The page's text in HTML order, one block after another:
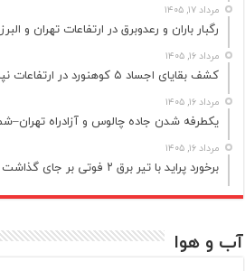
مرداد ۱۷, ۱۴۰۵
رگبار باران و رعدوبرق در ارتفاعات تهران و البرز
مرداد ۱۶, ۱۴۰۵
کشف بقایای اجساد ۵ کوهنورد در ارتفاعات نپال
مرداد ۱۶, ۱۴۰۵
یکطرفه شدن جاده چالوس و آزادراه
مرداد ۱۶, ۱۴۰۵
برخورد پراید با تیر برق ۲ فوتی بر جای گذاشت
آب و هوا